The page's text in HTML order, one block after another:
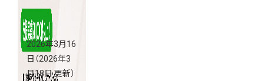
2026年3月16
日 （2026年3
月18日 更新）